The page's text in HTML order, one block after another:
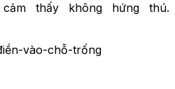
thấy không hứng thú.